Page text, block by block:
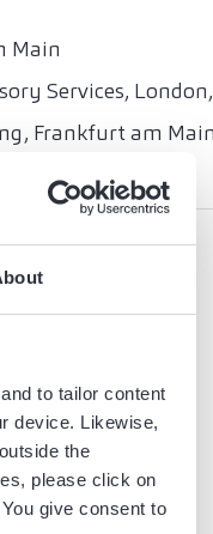
to tailor content
device. Likewise,
the
please click on
give consent to
Main
Services, London,
Frankfurt am Main